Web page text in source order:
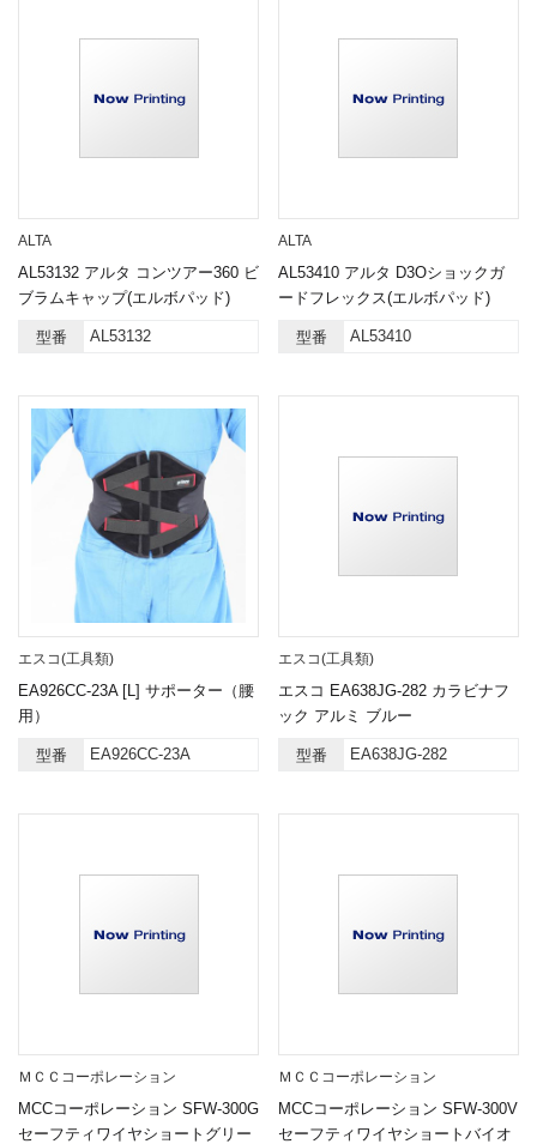
ALTA
AL53132 アルタ コンツアー360 ビ
ブラムキャップ(エルボパッド)
型番 AL53132
ALTA
AL53410 アルタ D3Oショックガ
ードフレックス(エルボパッド)
型番 AL53410
エスコ(工具類)
EA926CC-23A [L] サポーター（腰
用）
型番 EA926CC-23A
エスコ(工具類)
エスコ EA638JG-282 カラビナフ
ック アルミ ブルー
型番 EA638JG-282
ＭＣＣコーポレーション
MCCコーポレーション SFW-300G
セーフティワイヤショートグリー
ＭＣＣコーポレーション
MCCコーポレーション SFW-300V
セーフティワイヤショートバイオ